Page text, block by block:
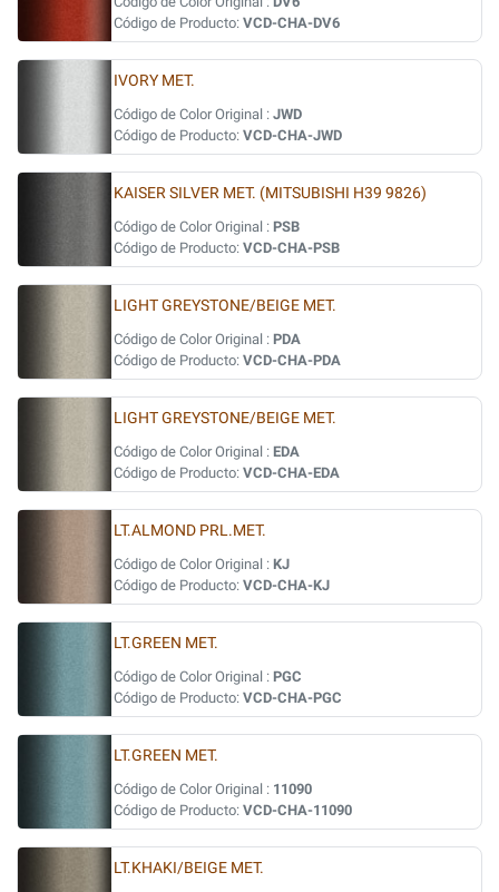
Código de Producto: VCD-CHA-DV6
IVORY MET.
Código de Color Original : JWD
Código de Producto: VCD-CHA-JWD
KAISER SILVER MET. (MITSUBISHI H39 9826)
Código de Color Original : PSB
Código de Producto: VCD-CHA-PSB
LIGHT GREYSTONE/BEIGE MET.
Código de Color Original : PDA
Código de Producto: VCD-CHA-PDA
LIGHT GREYSTONE/BEIGE MET.
Código de Color Original : EDA
Código de Producto: VCD-CHA-EDA
LT.ALMOND PRL.MET.
Código de Color Original : KJ
Código de Producto: VCD-CHA-KJ
LT.GREEN MET.
Código de Color Original : PGC
Código de Producto: VCD-CHA-PGC
LT.GREEN MET.
Código de Color Original : 11090
Código de Producto: VCD-CHA-11090
LT.KHAKI/BEIGE MET.